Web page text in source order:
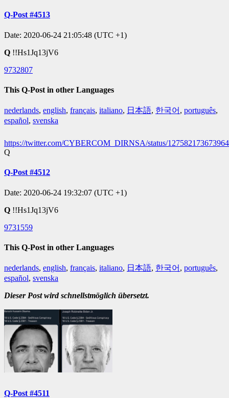
Q-Post #4513
Date: 2020-06-24 21:05:48 (UTC +1)
Q !!Hs1Jq13jV6
9732807
This Q-Post in other Languages
nederlands, english, français, italiano, 日本語, 한국어 , português,
español, svenska
https://twitter.com/CYBERCOM_DIRNSA/status/
Q
Q-Post #4512
Date: 2020-06-24 19:32:07 (UTC +1)
Q !!Hs1Jq13jV6
9731559
This Q-Post in other Languages
nederlands, english, français, italiano, 日本語, 한국어 , português,
español, svenska
Dieser Post wird schnellstmöglich übersetzt.
Q-Post #4511